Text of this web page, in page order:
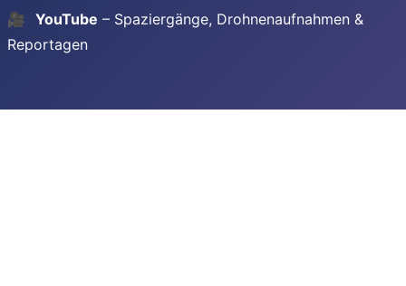
🎥 YouTube – Spaziergänge, Drohnenaufnahmen &
Reportagen